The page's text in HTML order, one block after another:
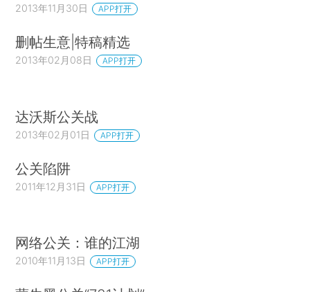
2013年11月30日 APP打开
删帖生意|特稿精选
2013年02月08日 APP打开
达沃斯公关战
2013年02月01日 APP打开
公关陷阱
2011年12月31日 APP打开
网络公关：谁的江湖
2010年11月13日 APP打开